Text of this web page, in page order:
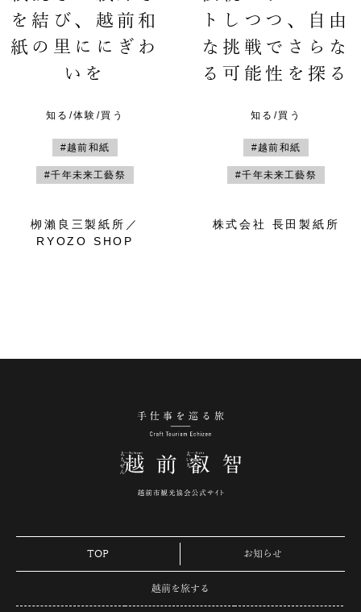
を結び、越前和
紙の里ににぎわ
いを
知る/体験/買う
#越前和紙
#千年未来工藝祭
栁瀨良三製紙所／
RYOZO SHOP
トしつつ、自由
な挑戦でさらな
る可能性を探る
知る/買う
#越前和紙
#千年未来工藝祭
株式会社 長田製紙所
TOP お知らせ
越前を旅する